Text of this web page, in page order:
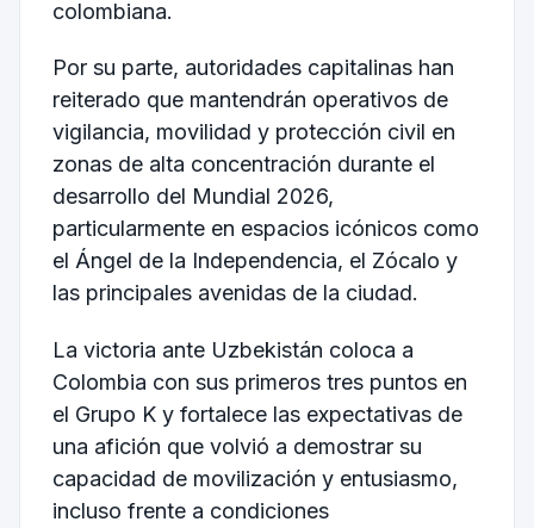
colombiana.
Por su parte, autoridades capitalinas han
reiterado que mantendrán operativos de
vigilancia, movilidad y protección civil en
zonas de alta concentración durante el
desarrollo del Mundial 2026,
particularmente en espacios icónicos como
el Ángel de la Independencia, el Zócalo y
las principales avenidas de la ciudad.
La victoria ante Uzbekistán coloca a
Colombia con sus primeros tres puntos en
el Grupo K y fortalece las expectativas de
una afición que volvió a demostrar su
capacidad de movilización y entusiasmo,
incluso frente a condiciones